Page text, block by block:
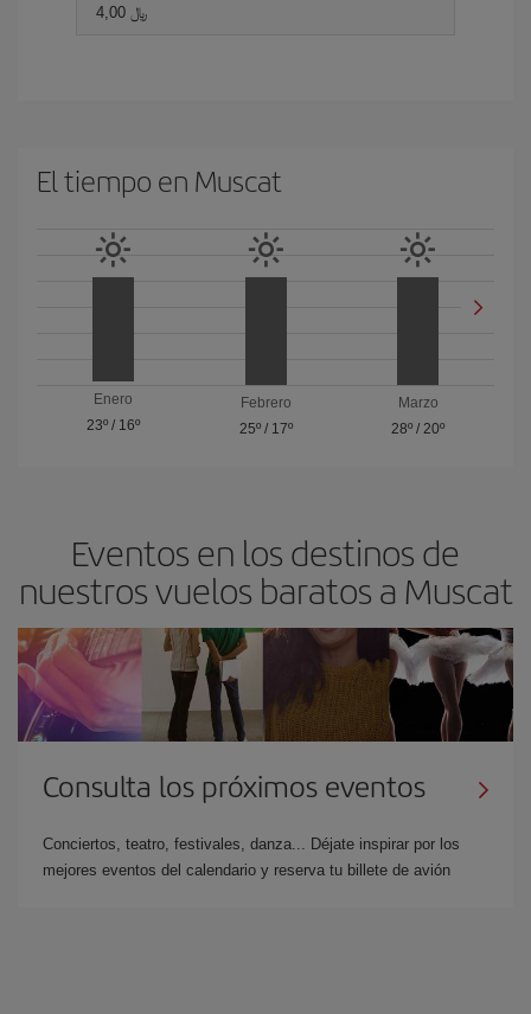
4,00 ﷼
El tiempo en Muscat
Enero
23º/ 16º
Febrero
25º/ 17º
Marzo
28º /20º
Eventos en los destinos de
nuestros vuelos baratos a Muscat
Consulta los próximos eventos
Conciertos, teatro, festivales, danza... Déjate inspirar por los
mejores eventos del calendario y reserva tu billete de avión